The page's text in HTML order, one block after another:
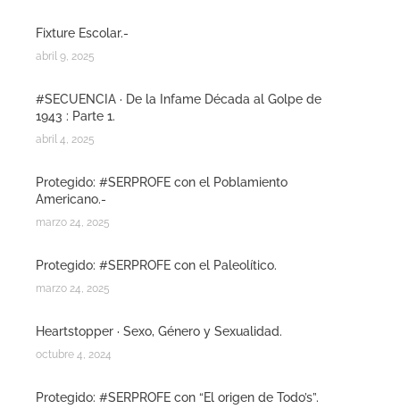
Fixture Escolar.-
abril 9, 2025
#SECUENCIA · De la Infame Década al Golpe de
1943 : Parte 1.
abril 4, 2025
Protegido: #SERPROFE con el Poblamiento
Americano.-
marzo 24, 2025
Protegido: #SERPROFE con el Paleolítico.
marzo 24, 2025
Heartstopper · Sexo, Género y Sexualidad.
octubre 4, 2024
Protegido: #SERPROFE con “El origen de Todo’s”.